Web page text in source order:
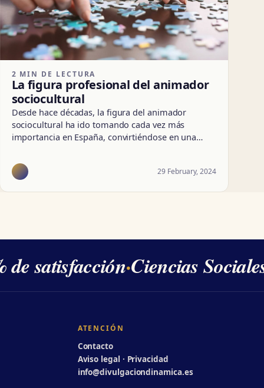
2 MIN DE LECTURA
La figura profesional del animador
sociocultural
Desde hace décadas, la figura del animador
sociocultural ha ido tomando cada vez más
importancia en España, convirtiéndose en una…
29 February, 2024
satisfacción·Ciencias Sociales·
ATENCIÓN
Contacto
Aviso legal · Privacidad
info@divulgaciondinamica.es